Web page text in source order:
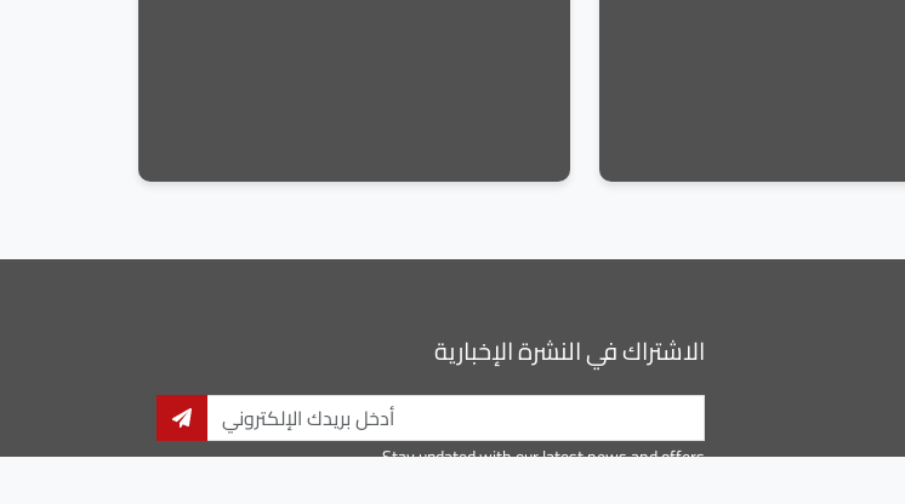
الاشتراك في النشرة الإخبارية
Stay updated with our latest news and offers.